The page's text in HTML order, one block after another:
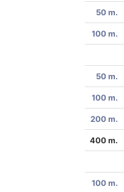
50 m.
100 m.
50 m.
100 m.
200 m.
400 m.
100 m.